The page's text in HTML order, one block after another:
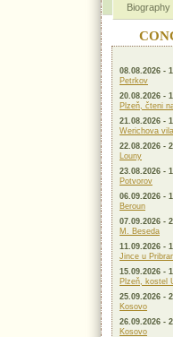
Biography
08.08.2026 -
Petrkov
20.08.2026 -
Plzeň, čteni
21.08.2026 -
Werichova vila
22.08.2026 -
Louny
23.08.2026 -
Potvorov
06.09.2026 -
Beroun
07.09.2026 -
M. Beseda
11.09.2026 -
Jince u
15.09.2026 -
Plzeň, kostel
25.09.2026 -
Kosovo
26.09.2026 -
Kosovo